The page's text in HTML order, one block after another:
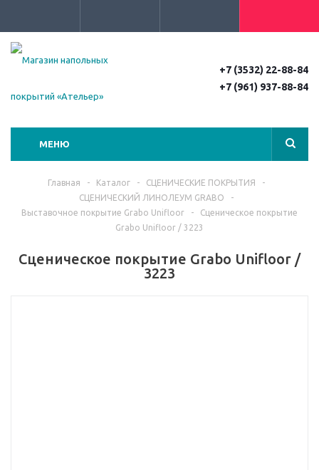
+7 (3532) 22-88-84
+7 (961) 937-88-84
МЕНЮ
Главная - Каталог - СЦЕНИЧЕСКИЕ ПОКРЫТИЯ
-
СЦЕНИЧЕСКИЙ ЛИНОЛЕУМ GRABO
-
Выставочное покрытие Grabo Unifloor
-
Сценическое покрытие
Grabo Unifloor / 3223
Сценическое покрытие Grabo Unifloor /
3223